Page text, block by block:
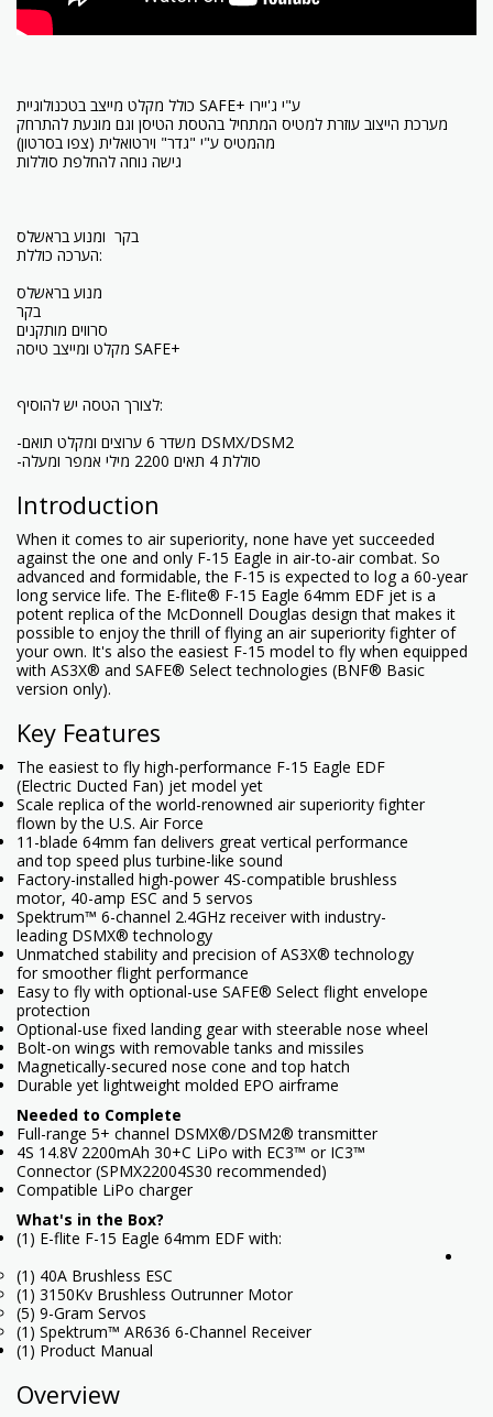
כולל מקלט מייצב בטכנולוגיית SAFE+ ע"י ג'יירו
מערכת הייצוב עוזרת למטיס המתחיל בהטסת הטיסן וגם מונעת להתרחק
מהמטיס ע"י "גדר" וירטואלית (צפו בסרטון)
גישה נוחה להחלפת סוללות
בקר ומנוע בראשלס
הערכה כוללת:
מנוע בראשלס
בקר
סרווים מותקנים
מקלט ומייצב טיסה SAFE+
לצורך הטסה יש להוסיף:
-משדר 6 ערוצים ומקלט תואם DSMX/DSM2
-סוללת 4 תאים 2200 מילי אמפר ומעלה
Introduction
When it comes to air superiority, none have yet succeeded
against the one and only F-15 Eagle in air-to-air combat. So
advanced and formidable, the F-15 is expected to log a 60-year
long service life. The E-flite® F-15 Eagle 64mm EDF jet is a
potent replica of the McDonnell Douglas design that makes it
possible to enjoy the thrill of flying an air superiority fighter of
your own. It's also the easiest F-15 model to fly when equipped
with AS3X® and SAFE® Select technologies (BNF® Basic
version only).
Key Features
The easiest to fly high-performance F-15 Eagle EDF
(Electric Ducted Fan) jet model yet
Scale replica of the world-renowned air superiority fighter
flown by the U.S. Air Force
11-blade 64mm fan delivers great vertical performance
and top speed plus turbine-like sound
Factory-installed high-power 4S-compatible brushless
motor, 40-amp ESC and 5 servos
Spektrum™ 6-channel 2.4GHz receiver with industry-
leading DSMX® technology
Unmatched stability and precision of AS3X® technology
for smoother flight performance
Easy to fly with optional-use SAFE® Select flight envelope
protection
Optional-use fixed landing gear with steerable nose wheel
Bolt-on wings with removable tanks and missiles
Magnetically-secured nose cone and top hatch
Durable yet lightweight molded EPO airframe
Needed to Complete
Full-range 5+ channel DSMX®/DSM2® transmitter
4S 14.8V 2200mAh 30+C LiPo with EC3™ or IC3™
Connector (SPMX22004S30 recommended)
Compatible LiPo charger
What's in the Box?
(1) E-flite F-15 Eagle 64mm EDF with:
(1) 40A Brushless ESC
(1) 3150Kv Brushless Outrunner Motor
(5) 9-Gram Servos
(1) Spektrum™ AR636 6-Channel Receiver
(1) Product Manual
Overview